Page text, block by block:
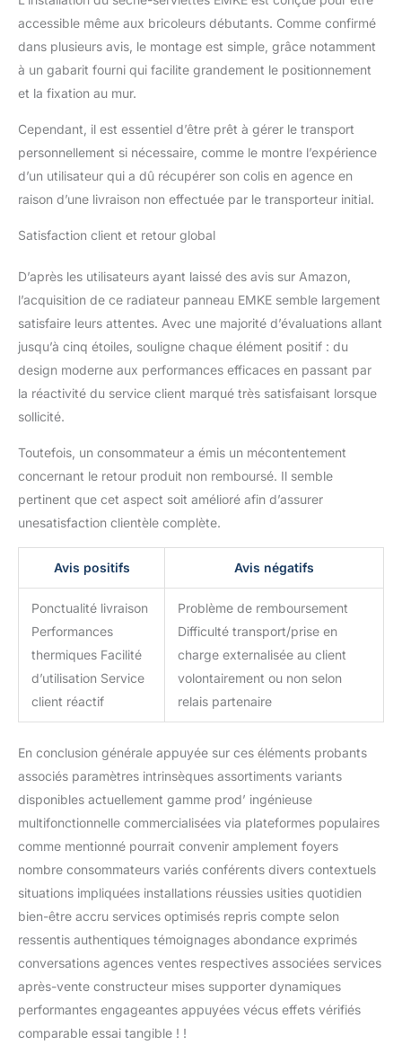
haute qualité. Les sèche-
serviettes peuvent être
expédiés en France
métropolitaine (pas dans
accessible même aux bricoleurs débutants. Comme confirmé
dans plusieurs avis, le montage est simple, grâce notamment
à un gabarit fourni qui facilite grandement le positionnement
et la fixation au mur.
Cependant, il est essentiel d’être prêt à gérer le transport
personnellement si nécessaire, comme le montre l’expérience
d’un utilisateur qui a dû récupérer son colis en agence en
raison d’une livraison non effectuée par le transporteur initial.
Satisfaction client et retour global
D’après les utilisateurs ayant laissé des avis sur Amazon,
l’acquisition de ce radiateur panneau EMKE semble largement
satisfaire leurs attentes. Avec une majorité d’évaluations allant
jusqu’à cinq étoiles, souligne chaque élément positif : du
design moderne aux performances efficaces en passant par
la réactivité du service client marqué très satisfaisant lorsque
sollicité.
Toutefois, un consommateur a émis un mécontentement
concernant le retour produit non remboursé. Il semble
pertinent que cet aspect soit amélioré afin d’assurer
unesatisfaction clientèle complète.
Avis positifs Avis négatifs
Ponctualité livraison
Performances
thermiques Facilité
d’utilisation Service
client réactif
Problème de remboursement
Difficulté transport/prise en
charge externalisée au client
volontairement ou non selon
relais partenaire
En conclusion générale appuyée sur ces éléments probants
associés paramètres intrinsèques assortiments variants
disponibles actuellement gamme prod’ ingénieuse
multifonctionnelle commercialisées via plateformes populaires
comme mentionné pourrait convenir amplement foyers
nombre consommateurs variés conférents divers contextuels
situations impliquées installations réussies usities quotidien
bien-être accru services optimisés repris compte selon
ressentis authentiques témoignages abondance exprimés
conversations agences ventes respectives associées services
après-vente constructeur mises supporter dynamiques
performantes engageantes appuyées vécus effets vérifiés
comparable essai tangible ! !